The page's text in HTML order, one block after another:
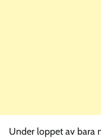
Under loppet av bara